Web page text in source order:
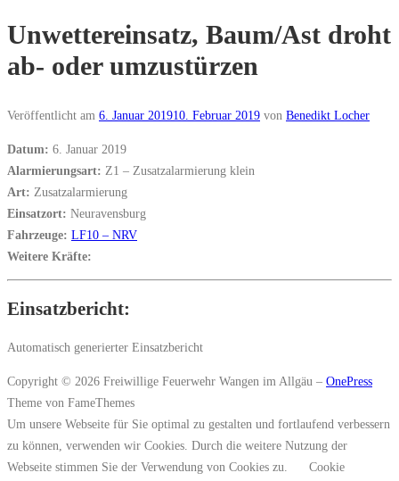
Unwettereinsatz, Baum/Ast droht
ab- oder umzustürzen
Veröffentlicht am 6. Januar 201910. Februar 2019 von Benedikt Locher
Datum: 6. Januar 2019
Alarmierungsart: Z1 – Zusatzalarmierung klein
Art: Zusatzalarmierung
Einsatzort: Neuravensburg
Fahrzeuge: LF10 – NRV
Weitere Kräfte:
Einsatzbericht:
Automatisch generierter Einsatzbericht
Copyright © 2026 Freiwillige Feuerwehr Wangen im Allgäu – OnePress
Theme von FameThemes
Um unsere Webseite für Sie optimal zu gestalten und fortlaufend verbessern
zu können, verwenden wir Cookies. Durch die weitere Nutzung der
Webseite stimmen Sie der Verwendung von Cookies zu.
Cookie